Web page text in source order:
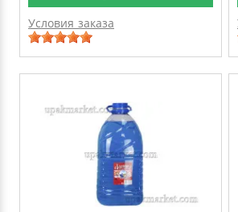
Условия заказа